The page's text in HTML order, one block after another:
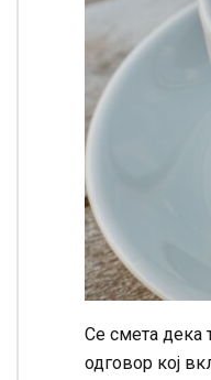
Се смета дека
одговор кој